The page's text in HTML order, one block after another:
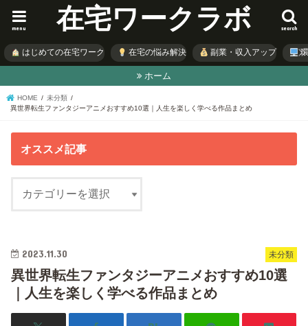
在宅ワークラボ search
menu
はじめての在宅ワーク 在宅の悩み解決 副業・収入アップ
ホーム
HOME
未分類
異世界転生ファンタジーアニメおすすめ10選｜人生を楽しく学べる作品まとめ
オススメ記事
未分類
2023.11.30
異世界転生ファンタジーアニメおすすめ10選
｜人生を楽しく学べる作品まとめ